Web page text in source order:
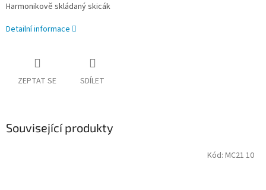
Harmonikově skládaný skicák
Detailní informace
ZEPTAT SE SDÍLET
Související produkty
Kód: MC21 10